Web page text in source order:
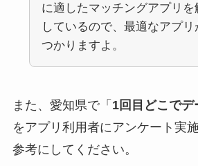
に適したマッチングアプリを
しているので、最適なアプリ
つかりますよ。
また、愛知県で「 1回目どこで
をアプリ利用者にアンケート実
参考にしてください。